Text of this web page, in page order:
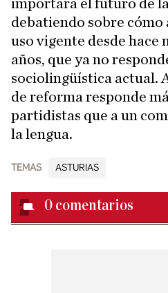
importara el futuro de
debatiendo sobre cómo
uso vigente desde hace
años, que ya no
sociolingüística actual.
de reforma responde
partidistas que a un
la lengua.
TEMAS ASTURIAS
0 comentarios